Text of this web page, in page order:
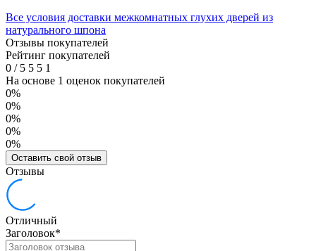
Все условия доставки межкомнатных глухих дверей из
натурального шпона
Отзывы покупателей
Рейтинг покупателей
0 /5 5 5 1
На основе 1 оценок покупателей
0%
0%
0%
0%
0%
Оставить свой отзыв
Отзывы
Отличный
Заголовок*